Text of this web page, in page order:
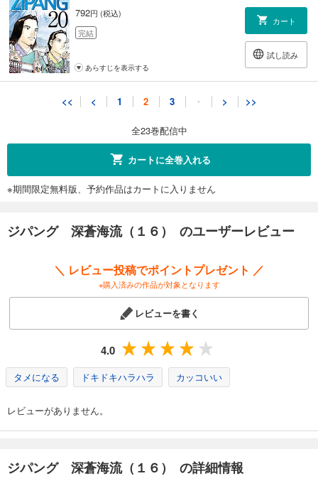
792円 (税込)
完結
カート
試し読み
あらすじを表示する
ジパング 深蒼海流（２１）
ジパング 深蒼海流（２２）
完結
あらすじを表示する
ジパング 深蒼海流（２３）
円 (税込)
あらすじを表示する
<< < 1 2 3 ・ > >>
全23巻配信中
カートに全巻入れる
※期間限定無料版、予約作品はカートに入りません
ジパング 深蒼海流（１６） のユーザーレビュー
＼ レビュー投稿でポイントプレゼント ／
※購入済みの作品が対象となります
レビューを書く
4.0
タメになる ドキドキハラハラ カッコいい
レビューがありません。
ジパング 深蒼海流（１６） の詳細情報